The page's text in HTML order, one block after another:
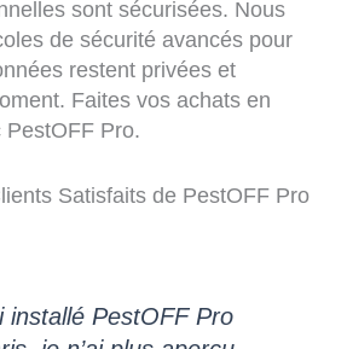
sont sécurisées. Nous
de sécurité avancés pour
restent privées et
Faites vos achats en
Pro.
Satisfaits de PestOFF Pro
installé PestOFF Pro